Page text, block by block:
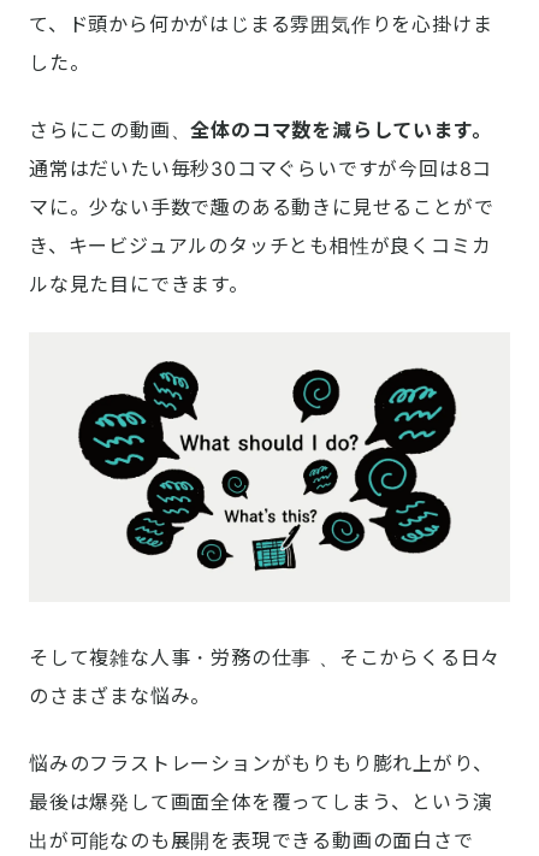
て、ド頭から何かがはじまる雰囲気作りを心掛けま
した。
さらにこの動画、全体のコマ数を減らしています。
通常はだいたい毎秒30コマぐらいですが今回は8コ
マに。少ない手数で趣のある動きに見せることがで
き、キービジュアルのタッチとも相性が良くコミカ
ルな見た目にできます。
そして複雑な人事・労務の仕事 、そこからくる日々
のさまざまな悩み。
悩みのフラストレーションがもりもり膨れ上がり、
最後は爆発して画面全体を覆ってしまう、という演
出が可能なのも展開を表現できる動画の面白さで